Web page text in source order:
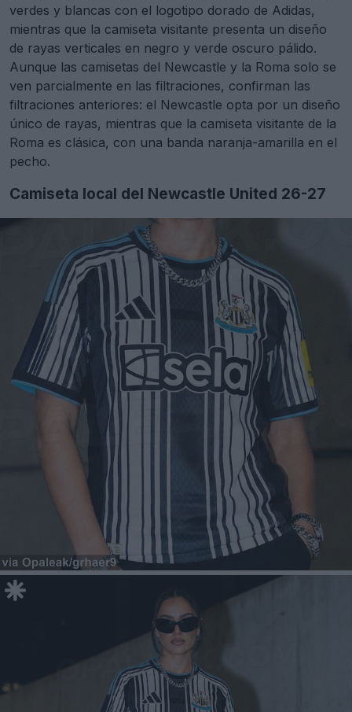
verdes y blancas con el logotipo dorado de Adidas,
mientras que la camiseta visitante presenta un diseño
de rayas verticales en negro y verde oscuro pálido.
Aunque las camisetas del Newcastle y la Roma solo se
ven parcialmente en las filtraciones, confirman las
filtraciones anteriores: el Newcastle opta por un diseño
único de rayas, mientras que la camiseta visitante de la
Roma es clásica, con una banda naranja-amarilla en el
pecho.
Camiseta local del Newcastle United 26-27